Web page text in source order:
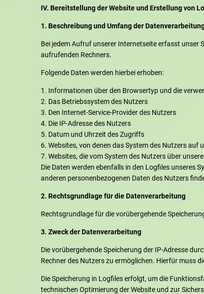
IV. Bereitstellung der Website und Erstellung von
1. Beschreibung und Umfang der
Bei jedem Aufruf unserer Internetseite erfasst
aufrufenden Rechners.
Folgende Daten werden hierbei erhoben:
Informationen über den Browsertyp und die
Das Betriebssystem des Nutzers
Den Internet-Service-Provider des Nutzers
Die IP-Adresse des Nutzers
Datum und Uhrzeit des Zugriffs
Websites, von denen das System des Nutzers auf
Websites, die vom System des Nutzers über
Die Daten werden ebenfalls in den Logfiles unseres
anderen personenbezogenen Daten des Nutzers
2. Rechtsgrundlage für die Datenverarbeitung
Rechtsgrundlage für die vorübergehende
3. Zweck der Datenverarbeitung
Die vorübergehende Speicherung der IP-Adresse
Rechner des Nutzers zu ermöglichen. Hierfür muss
Die Speicherung in Logfiles erfolgt, um die
technischen Optimierung der Website und zur